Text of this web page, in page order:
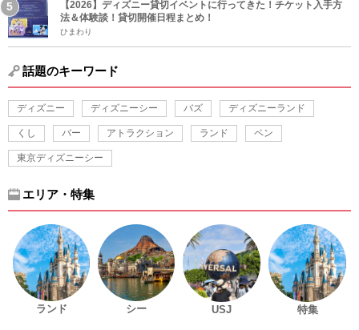
【2026】ディズニー貸切イベントに行ってきた！チケット入手方
法＆体験談！貸切開催日程まとめ！
ひまわり
話題のキーワード
ディズニー ディズニーシー バズ ディズニーランド
くし バー アトラクション ランド ペン
東京ディズニーシー
エリア・特集
ランド シー USJ 特集